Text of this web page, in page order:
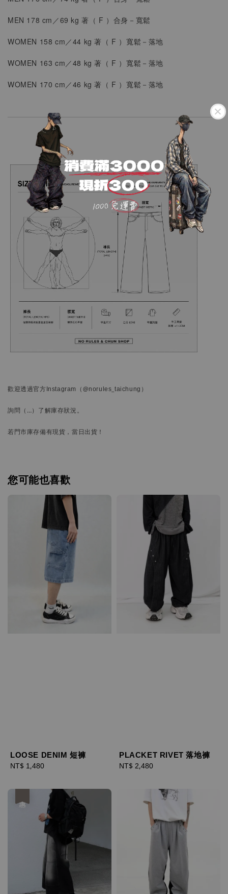
MEN 178 cm／69 kg 著（ F ） 合身 －寬鬆
WOMEN 158 cm／44 kg 著（ F ）寬鬆－落地
WOMEN 163 cm／48 kg 著（ F ）寬鬆－落地
WOMEN 170 cm／46 kg 著（ F ）寬鬆－落地
歡迎透過官方Instagram （@norules_taichung）
詢問 （…） 了解庫存狀況。
若門市庫存備有現貨，當日出貨！
您可能也喜歡
LOOSE DENIM 短褲
Regular
NT$ 1,480
PLACKET RIVET 落地褲
Regular
NT$ 2,480